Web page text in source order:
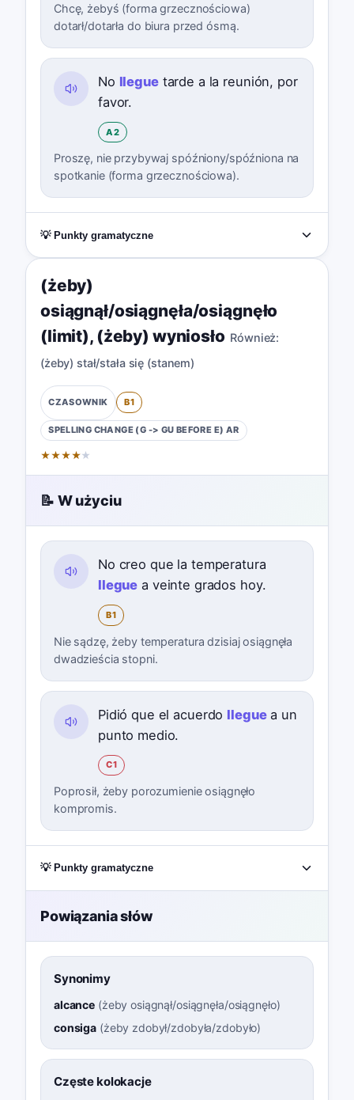
Chcę, żebyś (forma grzecznościowa)
dotarł/dotarła do biura przed ósmą.
No lleguetarde a la reunión, por
favor.
A2
Proszę, nie przybywaj spóźniony/spóźniona na
spotkanie (forma grzecznościowa).
💡 Punkty gramatyczne
(żeby)
osiągnął/osiągnęła/osiągnęło
(limit), (żeby) wyniosło Również:
(żeby) stał/stała się (stanem)
CZASOWNIK B1
SPELLING CHANGE (G -> GU BEFORE E) AR
★★★★★
📝 W użyciu
No creo que la temperatura
llegue a veinte grados hoy.
B1
Nie sądzę, żeby temperatura dzisiaj osiągnęła
dwadzieścia stopni.
Pidió que el acuerdo lleguea un
punto medio.
C1
Poprosił, żeby porozumienie osiągnęło
kompromis.
💡 Punkty gramatyczne
Powiązania słów
Synonimy
alcance (żeby osiągnął/osiągnęła/osiągnęło)
consiga (żeby zdobył/zdobyła/zdobyło)
Częste kolokacje